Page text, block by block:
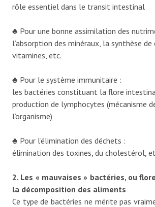
rôle essentiel dans le transit intestinal
♣ Pour une bonne assimilation des
l’absorption des minéraux, la synthèse de
vitamines, etc.
♣ Pour le système immunitaire :
les bactéries constituant la flore
production de lymphocytes (mécanisme
l’organisme)
♣ Pour l’élimination des déchets :
élimination des toxines, du cholestérol,
2. Les « mauvaises » bactéries, ou
la décomposition des aliments
Ce type de bactéries ne mérite pas